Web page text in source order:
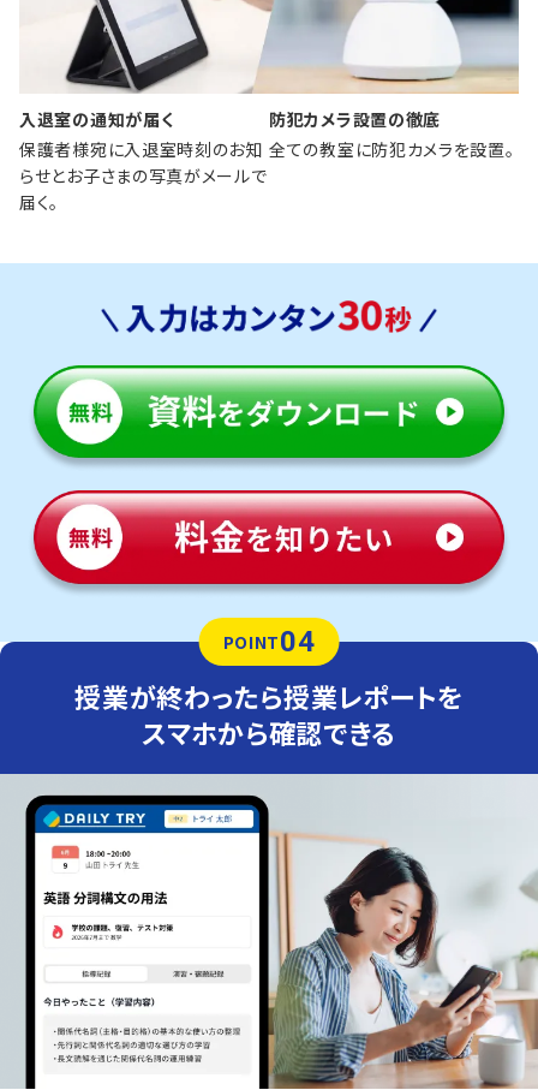
入退室の通知が届く
保護者様宛に入退室時刻のお知
らせとお子さまの写真がメールで
届く。
防犯カメラ設置の徹底
全ての教室に防犯カメラを設置。
POINT04
授業が終わったら授業レポートを
スマホから確認できる